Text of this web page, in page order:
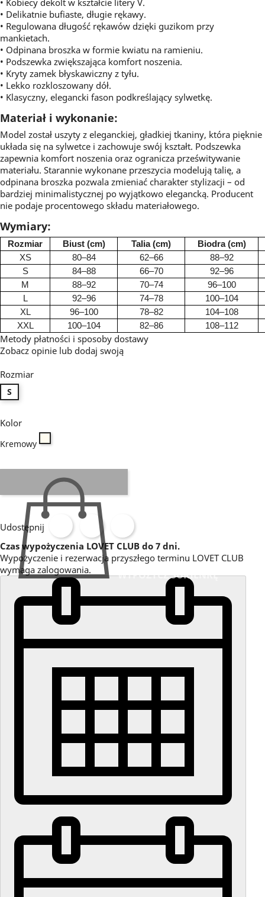
• Kobiecy dekolt w kształcie litery V.
• Delikatnie bufiaste, długie rękawy.
• Regulowana długość rękawów dzięki guzikom przy
mankietach.
• Odpinana broszka w formie kwiatu na ramieniu.
• Podszewka zwiększająca komfort noszenia.
• Kryty zamek błyskawiczny z tyłu.
• Lekko rozkloszowany dół.
• Klasyczny, elegancki fason podkreślający sylwetkę.
Materiał i wykonanie:
Model został uszyty z eleganckiej, gładkiej tkaniny, która pięknie
układa się na sylwetce i zachowuje swój kształt. Podszewka
zapewnia komfort noszenia oraz ogranicza prześwitywanie
materiału. Starannie wykonane przeszycia modelują talię, a
odpinana broszka pozwala zmieniać charakter stylizacji – od
bardziej minimalistycznej po wyjątkowo elegancką. Producent
nie podaje procentowego składu materiałowego.
Wymiary:
Rozmiar Biust (cm) Talia (cm)
Biodra (cm)
XS
80–84 62–66
88–92
S
84–88 66–70
92–96
M
88–92 70–74
96–100
L
92–96 74–78
100–104
XL
96–100 78–82
104–108
XXL
100–104 82–86 108–112
Metody płatności i sposoby dostawy
Zobacz opinie lub dodaj swoją
Rozmiar
S
Kolor
Kremowy
WYPOŻYCZ SUKIENKĘ
Udostępnij
Czas wypożyczenia LOVET CLUB do 7 dni.
Wypożyczenie i rezerwacja przyszłego terminu LOVET CLUB
wymaga zalogowania.